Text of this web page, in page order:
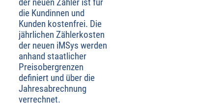
der neuen Zähler ist für
die Kundinnen und
Kunden kostenfrei. Die
jährlichen Zählerkosten
der neuen iMSys werden
anhand staatlicher
Preisobergrenzen
definiert und über die
Jahresabrechnung
verrechnet.